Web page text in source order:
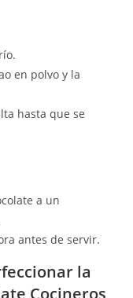
en polvo y la
hasta que se
a un
antes de servir.
la
Cocineros